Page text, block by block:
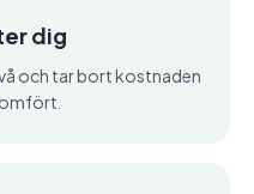
dig
och tar bort kostnaden